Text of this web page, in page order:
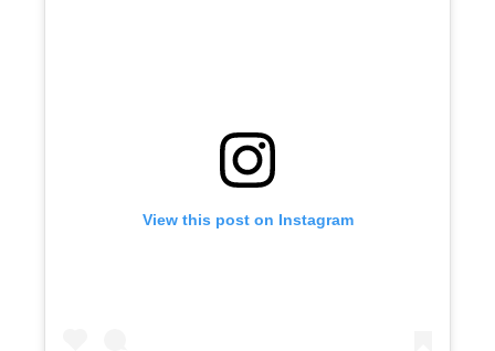
View this post on Instagram